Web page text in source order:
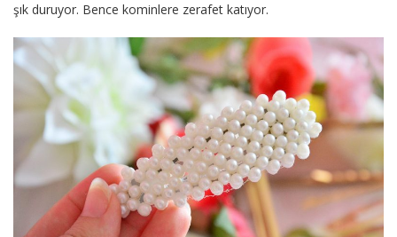
şık duruyor. Bence kominlere zerafet katıyor.